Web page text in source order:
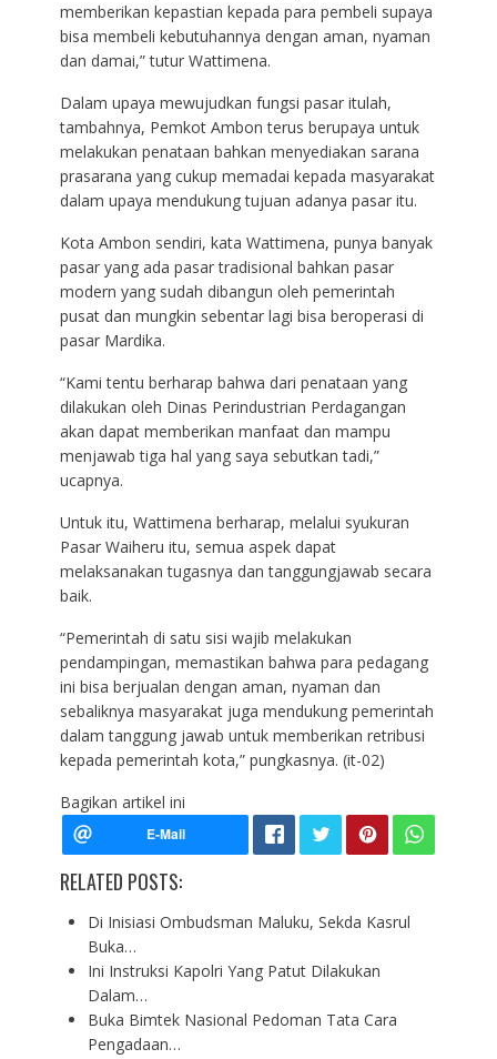
memberikan kepastian kepada para pembeli supaya
bisa membeli kebutuhannya dengan aman, nyaman
dan damai,” tutur Wattimena.
Dalam upaya mewujudkan fungsi pasar itulah,
tambahnya, Pemkot Ambon terus berupaya untuk
melakukan penataan bahkan menyediakan sarana
prasarana yang cukup memadai kepada masyarakat
dalam upaya mendukung tujuan adanya pasar itu.
Kota Ambon sendiri, kata Wattimena, punya banyak
pasar yang ada pasar tradisional bahkan pasar
modern yang sudah dibangun oleh pemerintah
pusat dan mungkin sebentar lagi bisa beroperasi di
pasar Mardika.
“Kami tentu berharap bahwa dari penataan yang
dilakukan oleh Dinas Perindustrian Perdagangan
akan dapat memberikan manfaat dan mampu
menjawab tiga hal yang saya sebutkan tadi,”
ucapnya.
Untuk itu, Wattimena berharap, melalui syukuran
Pasar Waiheru itu, semua aspek dapat
melaksanakan tugasnya dan tanggungjawab secara
baik.
“Pemerintah di satu sisi wajib melakukan
pendampingan, memastikan bahwa para pedagang
ini bisa berjualan dengan aman, nyaman dan
sebaliknya masyarakat juga mendukung pemerintah
dalam tanggung jawab untuk memberikan retribusi
kepada pemerintah kota,” pungkasnya. (it-02)
Bagikan artikel ini
RELATED POSTS:
Di Inisiasi Ombudsman Maluku, Sekda Kasrul
Buka…
Ini Instruksi Kapolri Yang Patut Dilakukan
Dalam…
Buka Bimtek Nasional Pedoman Tata Cara
Pengadaan…